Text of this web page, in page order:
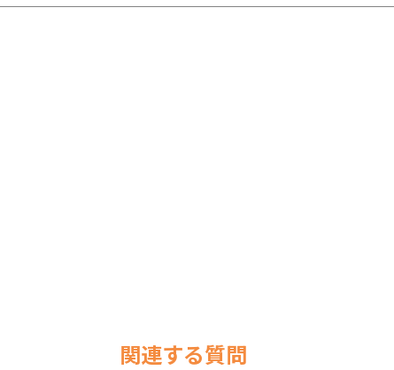
関連する質問